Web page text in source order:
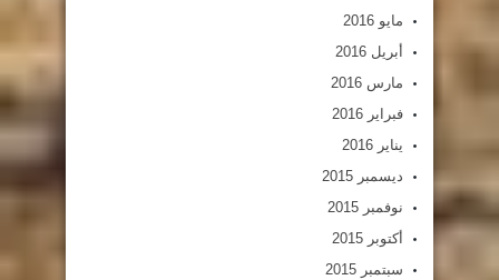
مايو 2016
أبريل 2016
مارس 2016
فبراير 2016
يناير 2016
ديسمبر 2015
نوفمبر 2015
أكتوبر 2015
سبتمبر 2015